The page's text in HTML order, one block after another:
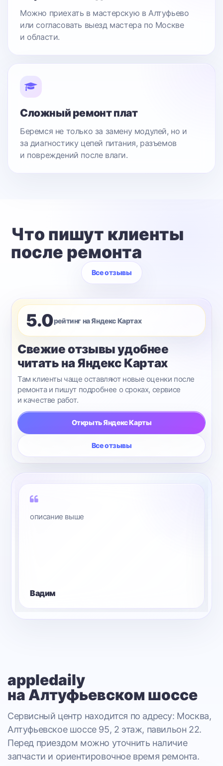
Можно приехать в мастерскую в Алтуфьево
или согласовать выезд мастера по Москве
и области.
Сложный ремонт плат
Беремся не только за замену модулей, но и
за диагностику цепей питания, разъемов
и повреждений после влаги.
Что пишут клиенты
после ремонта
Все отзывы
5.0рейтинг на Яндекс Картах
Свежие отзывы удобнее
читать на Яндекс Картах
Там клиенты чаще оставляют новые оценки после
ремонта и пишут подробнее о сроках, сервисе
и качестве работ.
Открыть Яндекс Карты
Все отзывы
описание выше
Вадим
appledaily
на Алтуфьевском шоссе
Сервисный центр находится по адресу: Москва,
Алтуфьевское шоссе 95, 2 этаж, павильон 22.
Перед приездом можно уточнить наличие
запчасти и ориентировочное время ремонта.